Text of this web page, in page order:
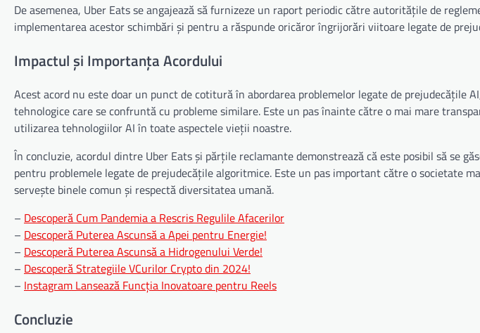
De asemenea, Uber Eats se angajează să furnizeze un raport periodic către autoritățile de
implementarea acestor schimbări și pentru a răspunde oricăror îngrijorări viitoare legate de
Impactul și Importanța Acordului
Acest acord nu este doar un punct de cotitură în abordarea problemelor legate de prejudecățile
tehnologice care se confruntă cu probleme similare. Este un pas înainte către o mai mare
utilizarea tehnologiilor AI în toate aspectele vieții noastre.
În concluzie, acordul dintre Uber Eats și părțile reclamante demonstrează că este posibil să se
pentru problemele legate de prejudecățile algoritmice. Este un pas important către o societate
servește binele comun și respectă diversitatea umană.
– Descoperă Cum Pandemia a Rescris Regulile Afacerilor
– Descoperă Puterea Ascunsă a Apei pentru Energie!
– Descoperă Puterea Ascunsă a Hidrogenului Verde!
– Descoperă Strategiile VCurilor Crypto din 2024!
– Instagram Lansează Funcția Inovatoare pentru Reels
Concluzie